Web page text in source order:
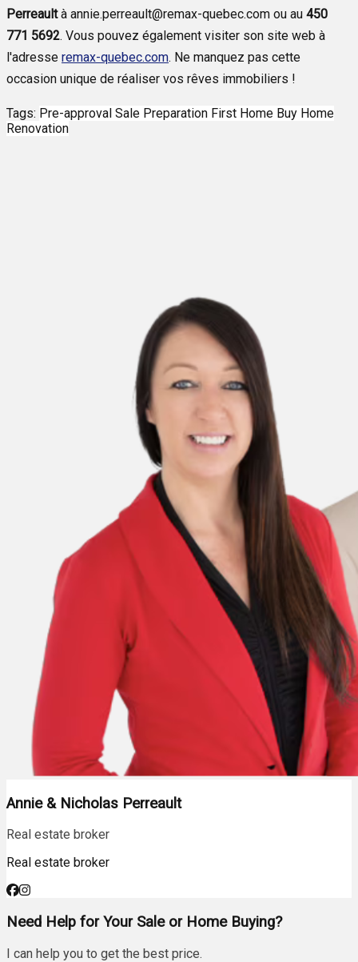
Perreaultà annie.perreault@remax-quebec.com ou au 450
771 5692. Vous pouvez également visiter son site web à
l'adresse remax-quebec.com. Ne manquez pas cette
occasion unique de réaliser vos rêves immobiliers !
Tags: Pre-approval Sale Preparation First Home Buy Home
Renovation
Annie & Nicholas Perreault
Real estate broker
Real estate broker
Need Help for Your Sale or Home Buying?
I can help you to get the best price.